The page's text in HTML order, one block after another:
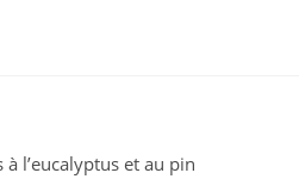
l’eucalyptus et au pin